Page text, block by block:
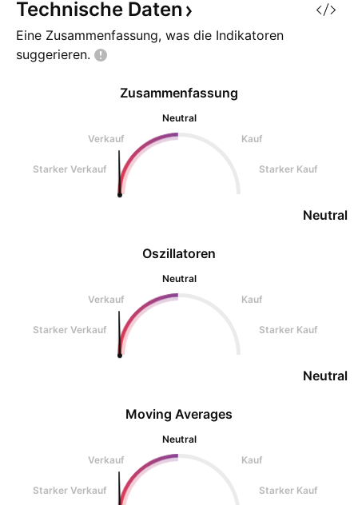
Technische Daten
Eine Zusammenfassung, was die Indikatoren
suggerieren.
Oszillatoren
Neutral
Verkauf
Kauf
Starker Verkauf Starker Kauf
Neutral
Zusammenfassung
Neutral
Verkauf
Kauf
Starker Verkauf Starker Kauf
Neutral
Moving Averages
Neutral
Verkauf
Kauf
Starker Verkauf Starker Kauf